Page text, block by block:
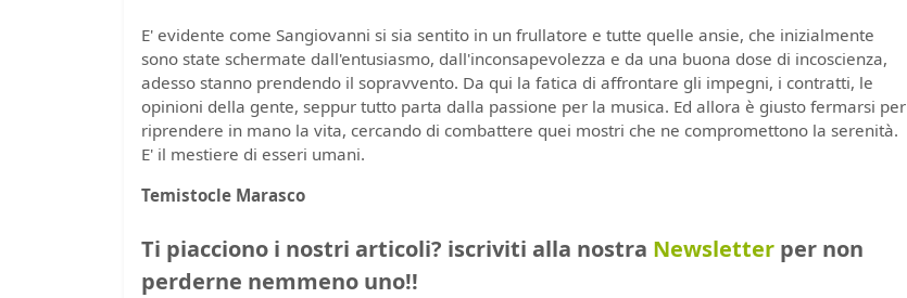
E' evidente come Sangiovanni si sia sentito in un frullatore e tutte quelle ansie, che inizialmente
sono state schermate dall'entusiasmo, dall'inconsapevolezza e da una buona dose di incoscienza,
adesso stanno prendendo il sopravvento. Da qui la fatica di affrontare gli impegni, i contratti, le
opinioni della gente, seppur tutto parta dalla passione per la musica. Ed allora è giusto fermarsi per
riprendere in mano la vita, cercando di combattere quei mostri che ne compromettono la serenità.
E' il mestiere di esseri umani.
Temistocle Marasco
Ti piacciono i nostri articoli? iscriviti alla nostra Newsletter per non
perderne nemmeno uno!!